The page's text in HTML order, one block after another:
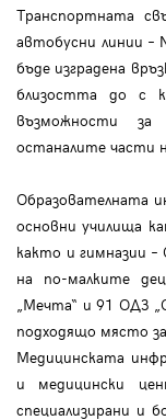
Транспортната
автобусни линии –
бъде изградена
близостта до с
възможности
останалите части
Образователната
основни училища
както и гимназии
на по-малките
„Мечта“ и 91 ОДЗ
подходящо място
Медицинската
и медицински
специализирани и